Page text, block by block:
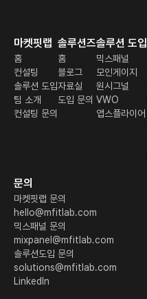
마켓핏랩
홈
컨설팅
솔루션 도입
팀 소개
컨설팅 문의
솔루션즈
홈
블로그
자료실
도입 문의
솔루션 도입
믹스패널
모인게이지
원시그널
VWO
앱스플라이어
문의
마켓핏랩 문의
hello@mfitlab.com
믹스패널 문의
mixpanel@mfitlab.com
솔루션도입 문의
solutions@mfitlab.com
LinkedIn